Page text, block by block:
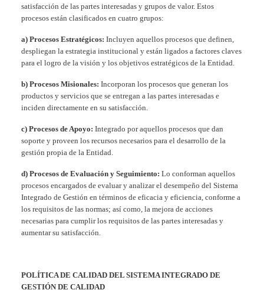
satisfacción de las partes interesadas y grupos de valor. Estos
procesos están clasificados en cuatro grupos:
a) Procesos Estratégicos: Incluyen aquellos procesos que definen,
despliegan la estrategia institucional y están ligados a factores claves
para el logro de la visión y los objetivos estratégicos de la Entidad.
b) Procesos Misionales: Incorporan los procesos que generan los
productos y servicios que se entregan a las partes interesadas e
inciden directamente en su satisfacción.
c) Procesos de Apoyo: Integrado por aquellos procesos que dan
soporte y proveen los recursos necesarios para el desarrollo de la
gestión propia de la Entidad.
d) Procesos de Evaluación y Seguimiento: Lo conforman aquellos
procesos encargados de evaluar y analizar el desempeño del Sistema
Integrado de Gestión en términos de eficacia y eficiencia, conforme a
los requisitos de las normas; así como, la mejora de acciones
necesarias para cumplir los requisitos de las partes interesadas y
aumentar su satisfacción.
POLÍTICA DE CALIDAD DEL SISTEMA INTEGRADO DE
GESTIÓN DE CALIDAD